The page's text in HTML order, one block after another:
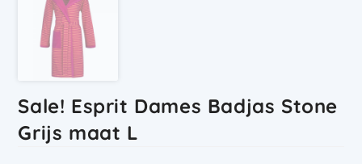
Sale! Esprit Dames Badjas Stone
Grijs maat L